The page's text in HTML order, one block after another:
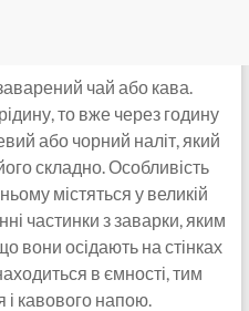
чай або кава.
то вже через годину
або чорний наліт, який
складно. Особливість
містяться у великій
частинки з заварки, яким
вони осідають на стінках
в ємності, тим
і кавового напою.